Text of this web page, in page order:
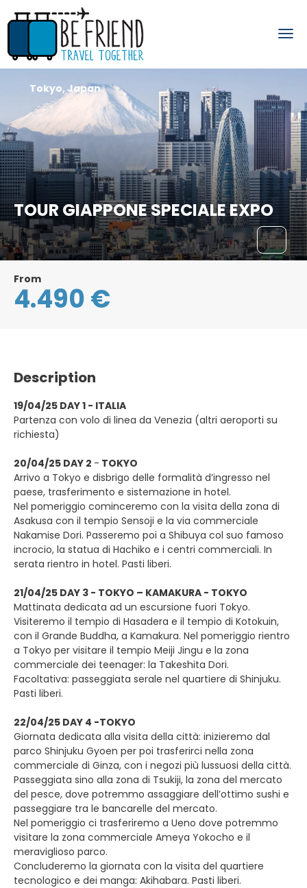
TOUR GIAPPONE SPECIALE EXPO
Tokyo, Japan
From
4.490 €
Description
19/04/25 DAY 1 - ITALIA
Partenza con volo di linea da Venezia (altri aeroporti su
richiesta)
20/04/25 DAY 2 - TOKYO
Arrivo a Tokyo e disbrigo delle formalità d’ingresso nel
paese, trasferimento e sistemazione in hotel.
Nel pomeriggio cominceremo con la visita della zona di
Asakusa con il tempio Sensoji e la via commerciale
Nakamise Dori. Passeremo poi a Shibuya col suo famoso
incrocio, la statua di Hachiko e i centri commerciali. In
serata rientro in hotel. Pasti liberi.
21/04/25 DAY 3 - TOKYO – KAMAKURA - TOKYO
Mattinata dedicata ad un escursione fuori Tokyo.
Visiteremo il tempio di Hasadera e il tempio di Kotokuin,
con il Grande Buddha, a Kamakura. Nel pomeriggio rientro
a Tokyo per visitare il tempio Meiji Jingu e la zona
commerciale dei teenager: la Takeshita Dori.
Facoltativa: passeggiata serale nel quartiere di Shinjuku.
Pasti liberi.
22/04/25 DAY 4 -TOKYO
Giornata dedicata alla visita della città: inizieremo dal
parco Shinjuku Gyoen per poi trasferirci nella zona
commerciale di Ginza, con i negozi più lussuosi della città.
Passeggiata sino alla zona di Tsukiji, la zona del mercato
del pesce, dove potremmo assaggiare dell’ottimo sushi e
passeggiare tra le bancarelle del mercato.
Nel pomeriggio ci trasferiremo a Ueno dove potremmo
visitare la zona commerciale Ameya Yokocho e il
meraviglioso parco.
Concluderemo la giornata con la visita del quartiere
tecnologico e dei manga: Akihabara. Pasti liberi.